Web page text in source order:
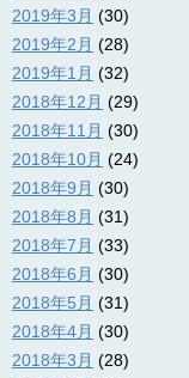
2019年3月 (30)
2019年2月 (28)
2019年1月 (32)
2018年12月 (29)
2018年11月 (30)
2018年10月 (24)
2018年9月 (30)
2018年8月 (31)
2018年7月 (33)
2018年6月 (30)
2018年5月 (31)
2018年4月 (30)
2018年3月 (28)